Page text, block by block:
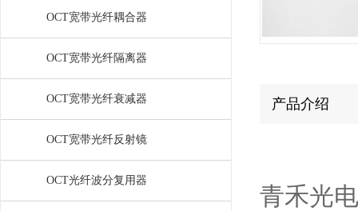
OCT宽带光纤耦合器
OCT宽带光纤隔离器
OCT宽带光纤衰减器
OCT宽带光纤反射镜
OCT光纤波分复用器
产品介绍
青禾光